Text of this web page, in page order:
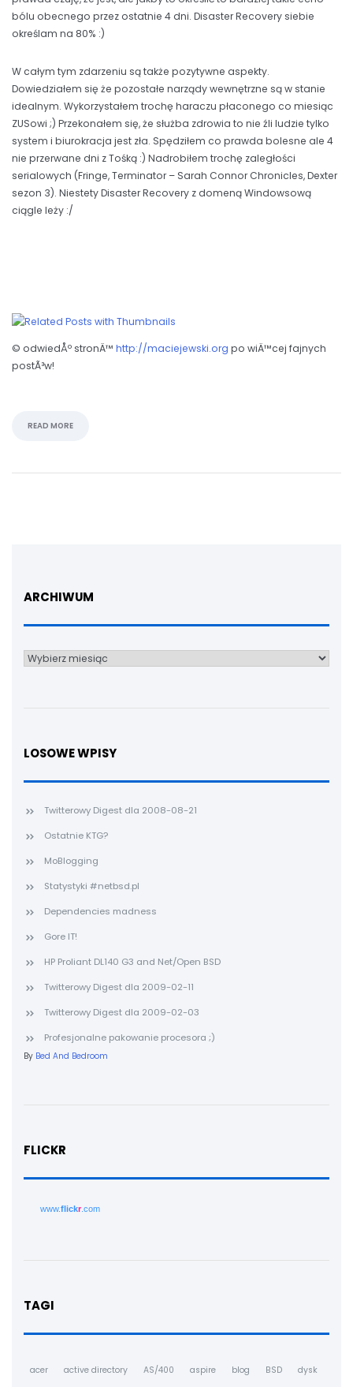
bólu obecnego przez ostatnie 4 dni. Disaster Recovery siebie
określam na 80% :)
W całym tym zdarzeniu są także pozytywne aspekty.
Dowiedziałem się że pozostałe narządy wewnętrzne są w stanie
idealnym. Wykorzystałem trochę haraczu płaconego co miesiąc
ZUSowi ;) Przekonałem się, że służba zdrowia to nie źli ludzie tylko
system i biurokracja jest zła. Spędziłem co prawda bolesne ale 4
nie przerwane dni z Tośką :) Nadrobiłem trochę zaległości
serialowych (Fringe, Terminator – Sarah Connor Chronicles, Dexter
sezon 3). Niestety Disaster Recovery z domeną Windowsową
ciągle leży :/
© odwiedÅº stronÄ™ http://maciejewski.org po wiÄ™cej fajnych
postÃ³w!
READ MORE
ARCHIWUM
Archiwum
LOSOWE WPISY
Twitterowy Digest dla 2008-08-21
Ostatnie KTG?
MoBlogging
Statystyki #netbsd.pl
Dependencies madness
Gore IT!
HP Proliant DL140 G3 and Net/Open BSD
Twitterowy Digest dla 2009-02-11
Twitterowy Digest dla 2009-02-03
Profesjonalne pakowanie procesora ;)
By Bed And Bedroom
FLICKR
www.flickr.com
TAGI
acer active directory AS/400 aspire blog BSD dysk